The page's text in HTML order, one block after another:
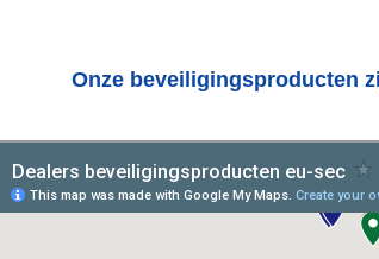
Onze beveiligingsproducten